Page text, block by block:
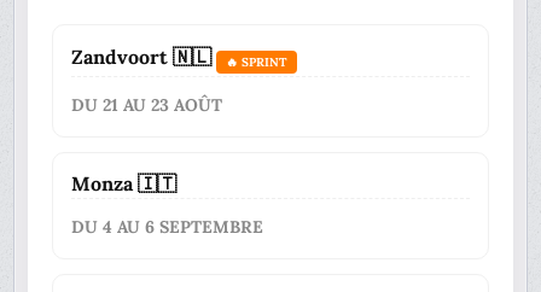
Zandvoort 🇳🇱 🔥 SPRINT
DU 21 AU 23 AOÛT
Monza 🇮🇹
DU 4 AU 6 SEPTEMBRE